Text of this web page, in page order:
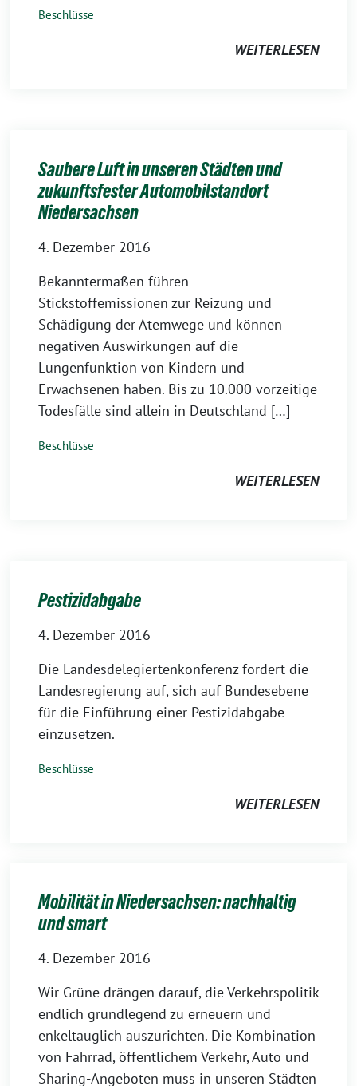
Beschlüsse
WEITERLESEN
Saubere Luft in unseren Städten und
zukunftsfester Automobilstandort
Niedersachsen
4. Dezember 2016
Bekanntermaßen führen
Stickstoffemissionen zur Reizung und
Schädigung der Atemwege und können
negativen Auswirkungen auf die
Lungenfunktion von Kindern und
Erwachsenen haben. Bis zu 10.000 vorzeitige
Todesfälle sind allein in Deutschland […]
Beschlüsse
WEITERLESEN
Pestizidabgabe
4. Dezember 2016
Die Landesdelegiertenkonferenz fordert die
Landesregierung auf, sich auf Bundesebene
für die Einführung einer Pestizidabgabe
einzusetzen.
Beschlüsse
WEITERLESEN
Mobilität in Niedersachsen: nachhaltig
und smart
4. Dezember 2016
Wir Grüne drängen darauf, die Verkehrspolitik
endlich grundlegend zu erneuern und
enkeltauglich auszurichten. Die Kombination
von Fahrrad, öffentlichem Verkehr, Auto und
Sharing-Angeboten muss in unseren Städten